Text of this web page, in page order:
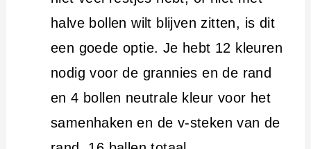
halve bollen wilt blijven zitten, is dit
een goede optie. Je hebt 12 kleuren
nodig voor de grannies en de rand
en 4 bollen neutrale kleur voor het
samenhaken en de v-steken van de